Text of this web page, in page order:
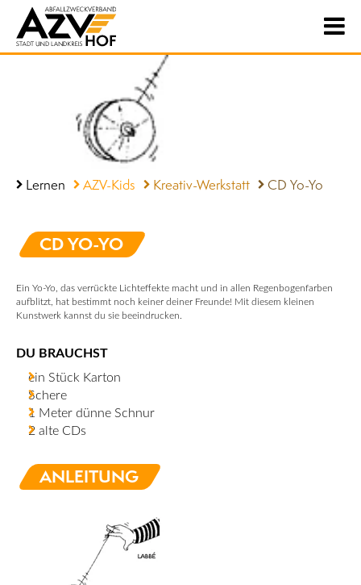
Lernen AZV-Kids Kreativ-Werkstatt CD Yo-Yo
CD YO-YO
Ein Yo-Yo, das verrückte Lichteffekte macht und in allen Regenbogenfarben
aufblitzt, hat bestimmt noch keiner deiner Freunde! Mit diesem kleinen
Kunstwerk kannst du sie beeindrucken.
DU BRAUCHST
ein Stück Karton
Schere
1 Meter dünne Schnur
2 alte CDs
ANLEITUNG